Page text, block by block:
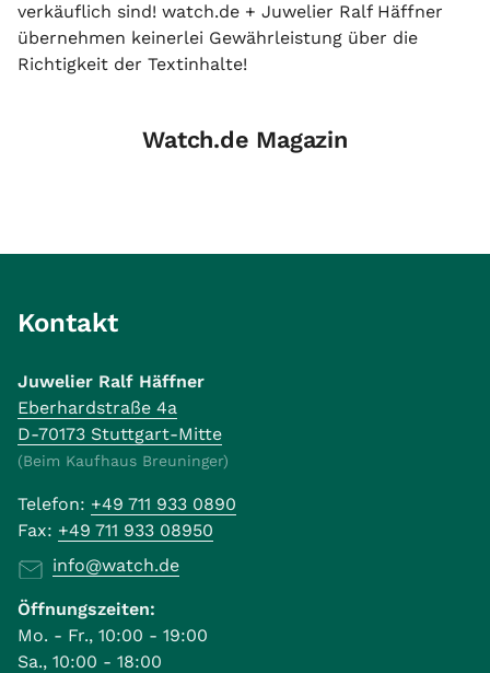
verkäuflich sind! watch.de + Juwelier Ralf Häffner
übernehmen keinerlei Gewährleistung über die
Richtigkeit der Textinhalte!
Watch.de Magazin
Kontakt
Juwelier Ralf Häffner
Eberhardstraße 4a
D-70173 Stuttgart-Mitte
(Beim Kaufhaus Breuninger)
Telefon: +49 711 933 0890
Fax: +49 711 933 08950
info@watch.de
Öffnungszeiten:
Mo. - Fr., 10:00 - 19:00
Sa., 10:00 - 18:00